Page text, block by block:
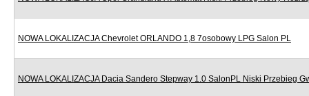
NOWA LOKALIZACJA Chevrolet ORLANDO 1,8 7osobowy LPG Salon PL
NOWA LOKALIZACJA Dacia Sandero Stepway 1.0 SalonPL Niski Przebieg